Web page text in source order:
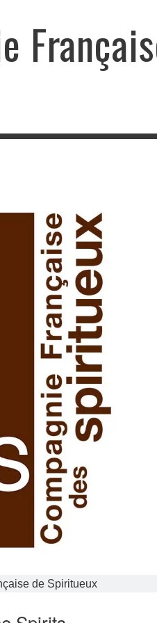
de Spiritueux